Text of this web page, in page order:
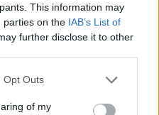
This information may
parties on the IAB’s List of
further disclose it to other
uses one or more Google
behaviour. You may click to
Opt Outs
of my
οι καταληψίες;
ένας χρόνος περασε